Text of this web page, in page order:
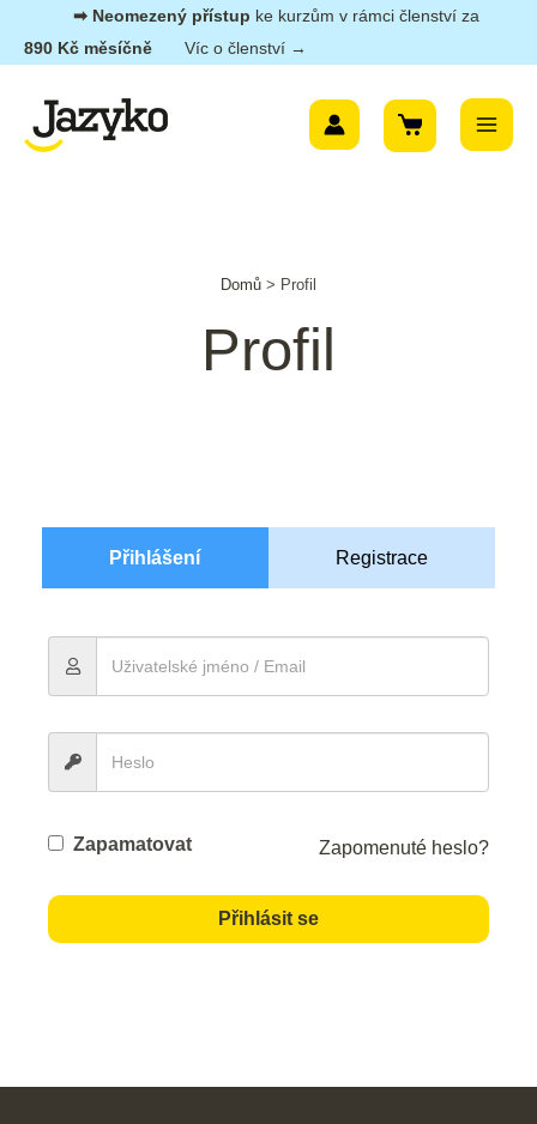
Přeskočit➡︎ Neomezený přístup ke kurzům v rámci členství za
890 Kč měsíčně
Víc o členství →
Menu
Domů > Profil
Profil
Přihlášení Registrace
Zapamatovat Zapomenuté heslo?
Přihlásit se